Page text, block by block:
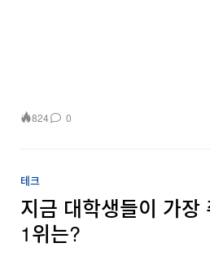
824 0
테크
지금 대학생들이 가
1위는?